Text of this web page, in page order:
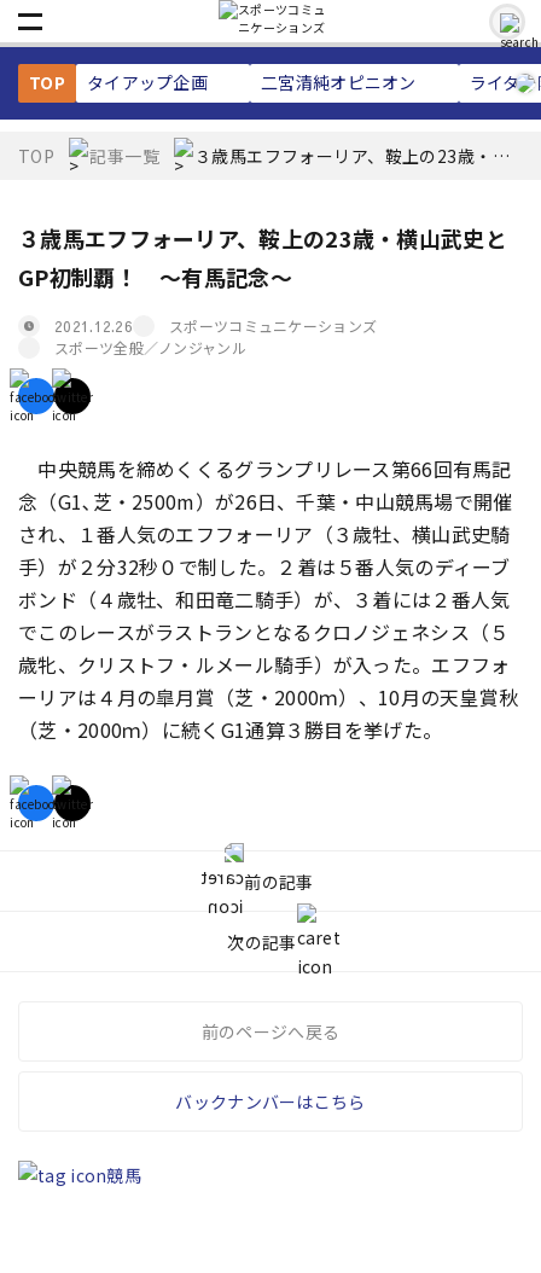
TOP タイアップ企画 二宮清純オピニオン ライタ
TOP 記事一覧 ３歳馬エフフォーリア、鞍上の23歳・横
３歳馬エフフォーリア、鞍上の23歳・横山武史と
GP初制覇！ ～有馬記念～
2021.12.26
スポーツコミュニケーションズ
スポーツ全般／ノンジャンル
中央競馬を締めくくるグランプリレース第66回有馬記
念（G1､芝・2500m）が26日、千葉・中山競馬場で開催
され、１番人気のエフフォーリア（３歳牡、横山武史騎
手）が２分32秒０で制した。２着は５番人気のディーブ
ボンド（４歳牡、和田竜二騎手）が、３着には２番人気
でこのレースがラストランとなるクロノジェネシス（５
歳牝、クリストフ・ルメール騎手）が入った。エフフォ
ーリアは４月の皐月賞（芝・2000ｍ）、10月の天皇賞秋
（芝・2000ｍ）に続くG1通算３勝目を挙げた。
前の記事
次の記事
前のページへ戻る
バックナンバーはこちら
競馬